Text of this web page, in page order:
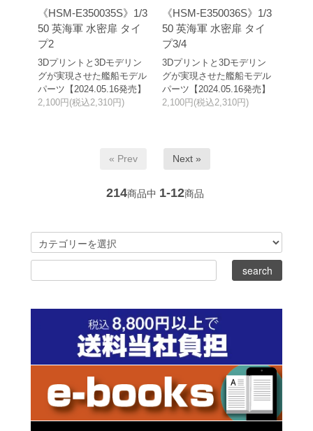
《HSM-E350035S》1/3
50 英海軍 水密扉 タイ
プ2
3Dプリントと3Dモデリン
グが実現させた艦船モデル
パーツ【2024.05.16発売】
2,100円(税込2,310円)
《HSM-E350036S》1/3
50 英海軍 水密扉 タイ
プ3/4
3Dプリントと3Dモデリン
グが実現させた艦船モデル
パーツ【2024.05.16発売】
2,100円(税込2,310円)
« Prev Next »
214商品中 1-12商品